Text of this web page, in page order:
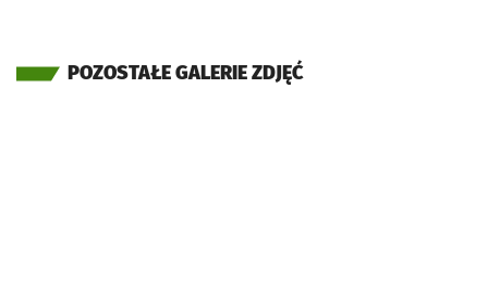
POZOSTAŁE GALERIE ZDJĘĆ